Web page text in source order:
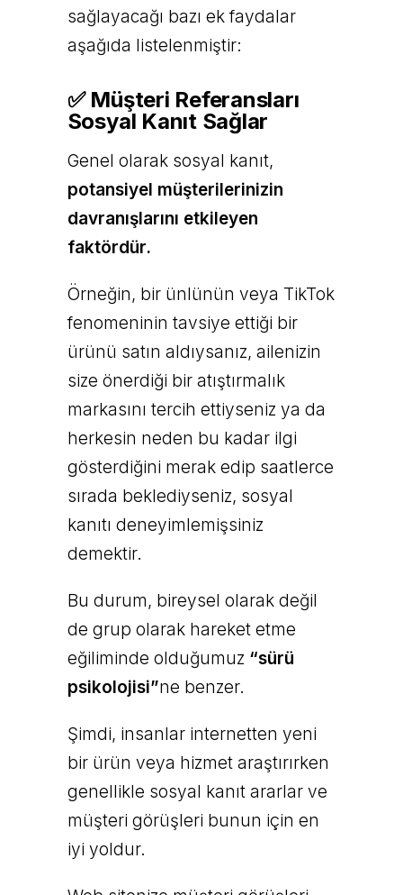
sağlayacağı bazı ek faydalar
aşağıda listelenmiştir:
✅ Müşteri Referansları
Sosyal Kanıt Sağlar
Genel olarak sosyal kanıt,
potansiyel müşterilerinizin
davranışlarını etkileyen
faktördür.
Örneğin, bir ünlünün veya TikTok
fenomeninin tavsiye ettiği bir
ürünü satın aldıysanız, ailenizin
size önerdiği bir atıştırmalık
markasını tercih ettiyseniz ya da
herkesin neden bu kadar ilgi
gösterdiğini merak edip saatlerce
sırada beklediyseniz, sosyal
kanıtı deneyimlemişsiniz
demektir.
Bu durum, bireysel olarak değil
de grup olarak hareket etme
eğiliminde olduğumuz “sürü
psikolojisi”ne benzer.
Şimdi, insanlar internetten yeni
bir ürün veya hizmet araştırırken
genellikle sosyal kanıt ararlar ve
müşteri görüşleri bunun için en
iyi yoldur.